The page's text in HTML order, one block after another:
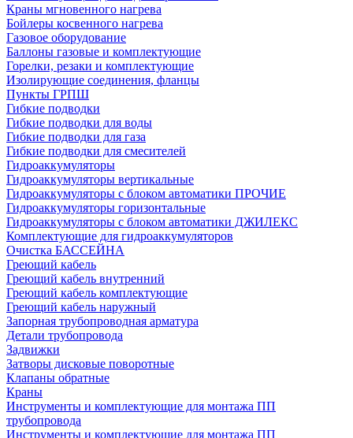
Краны мгновенного нагрева
Бойлеры косвенного нагрева
Газовое оборудование
Баллоны газовые и комплектующие
Горелки, резаки и комплектующие
Изолирующие соединения, фланцы
Пункты ГРПШ
Гибкие подводки
Гибкие подводки для воды
Гибкие подводки для газа
Гибкие подводки для смесителей
Гидроаккумуляторы
Гидроаккумуляторы вертикальные
Гидроаккумуляторы с блоком автоматики ПРОЧИЕ
Гидроаккумуляторы горизонтальные
Гидроаккумуляторы с блоком автоматики ДЖИЛЕКС
Комплектующие для гидроаккумуляторов
Очистка БАССЕЙНА
Греющий кабель
Греющий кабель внутренний
Греющий кабель комплектующие
Греющий кабель наружный
Запорная трубопроводная арматура
Детали трубопровода
Задвижки
Затворы дисковые поворотные
Клапаны обратные
Краны
Инструменты и комплектующие для монтажа ПП
трубопровода
Инструменты и комплектующие для монтажа ПП